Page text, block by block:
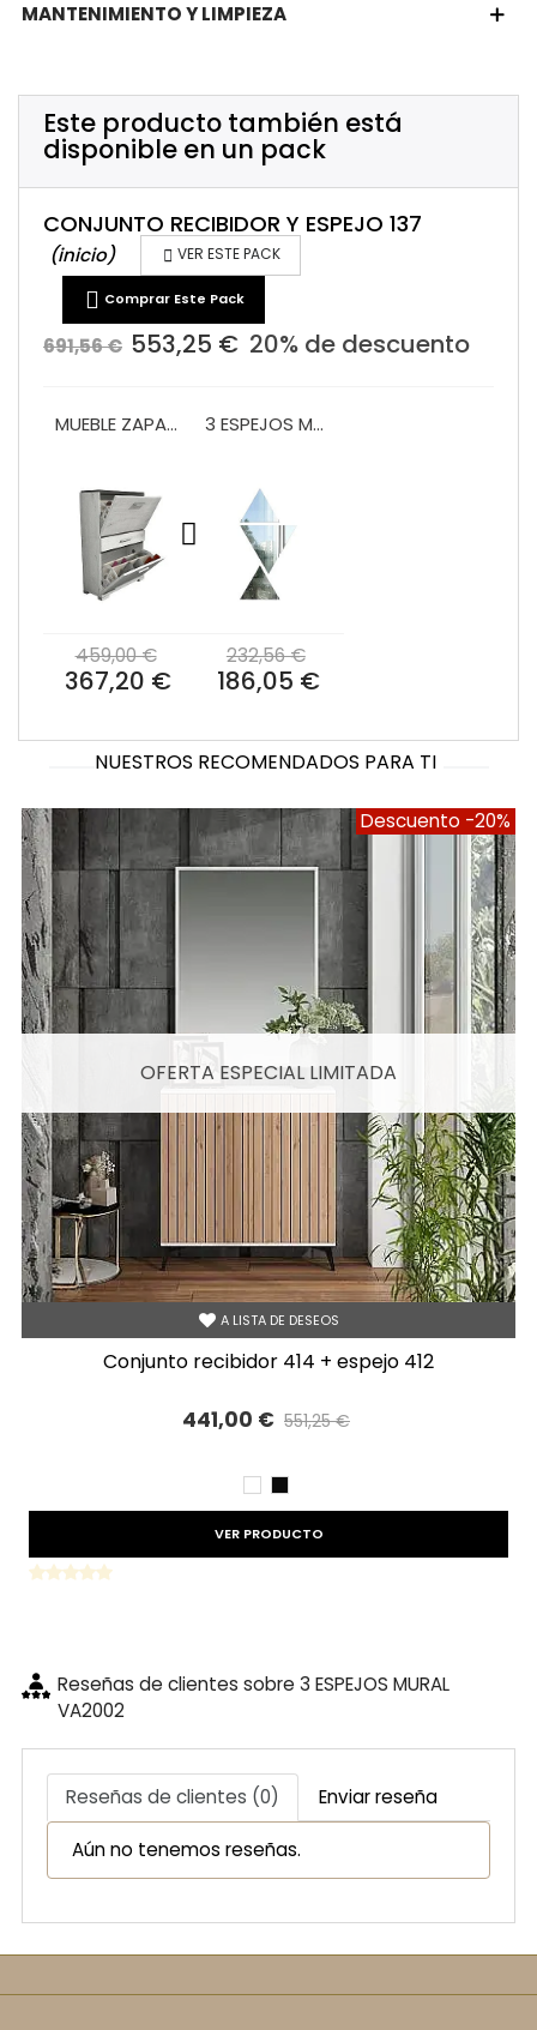
MANTENIMIENTO Y LIMPIEZA
Este producto también está
disponible en un pack
CONJUNTO RECIBIDOR Y ESPEJO 137
(inicio)  VER ESTE PACK
 Comprar Este Pack
691,56 € 553,25 € 20% de descuento
MUEBLE ZAPATERO 2 PTAS. ABATIBLES Y CAJÓN VA4004
459,00 €
367,20 €
3 ESPEJOS MURAL VA2002
232,56 €
186,05 €
NUESTROS RECOMENDADOS PARA TI
Descuento -20%
A LISTA DE DESEOS
OFERTA ESPECIAL LIMITADA
conjunto recibidor 414 + espejo 412
441,00 € 551,25 €
BLANCO
NEGRO
VER PRODUCTO
Reseñas de clientes sobre 3 ESPEJOS MURAL
VA2002
Reseñas de clientes (0) Enviar reseña
Aún no tenemos reseñas.